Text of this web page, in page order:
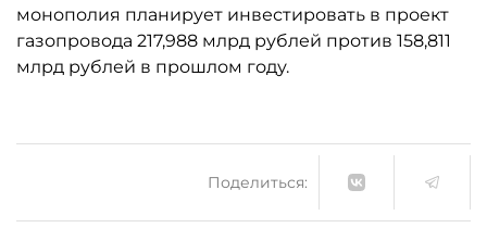
монополия планирует инвестировать в проект
газопровода 217,988 млрд рублей против 158,811
млрд рублей в прошлом году.
Поделиться: